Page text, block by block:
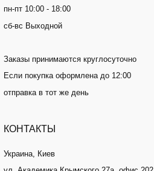
пн-пт 10:00 - 18:00
сб-вс Выходной
Заказы принимаются круглосуточно
Если покупка оформлена до 12:00
отправка в тот же день
КОНТАКТЫ
Украина, Киев